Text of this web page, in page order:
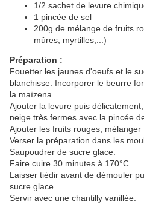
1/2 sachet de levure
1 pincée de sel
200g de mélange de fruits
mûres, myrtilles,...)
Préparation :
Fouetter les jaunes d'oeufs et le
blanchisse. Incorporer le beurre
la maïzena.
Ajouter la levure puis
neige très fermes avec la pincée
Ajouter les fruits rouges, mélanger
Verser la préparation dans les
Saupoudrer de sucre glace.
Faire cuire 30 minutes à 170°C.
Laisser tiédir avant de démouler
sucre glace.
Servir avec une chantilly vanillée.